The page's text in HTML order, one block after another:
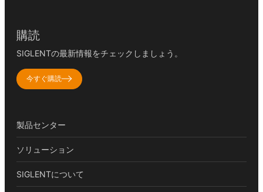
購読
SIGLENTの最新情報をチェックしましょう。
今すぐ購読
製品センター
ソリューション
SIGLENTについて